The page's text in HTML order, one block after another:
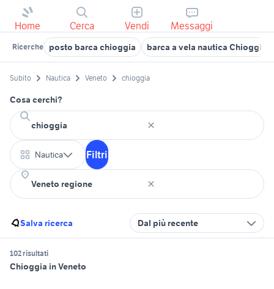
Home Cerca Vendi Messaggi
Ricerche posto barca chioggia barca a vela nautica Chioggia
Subito Nautica Veneto chioggia
Cosa cerchi?
Nautica Filtri
Salva ricerca Dal più recente
102 risultati
Chioggia in Veneto